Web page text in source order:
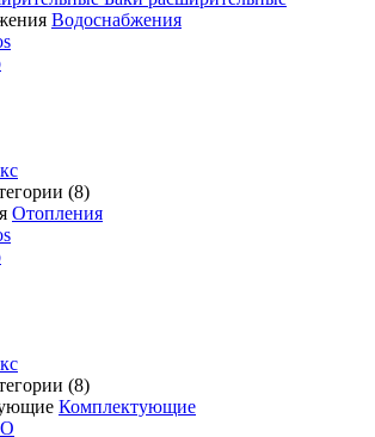
Водоснабжения
(8)
Отопления
(8)
Комплектующие